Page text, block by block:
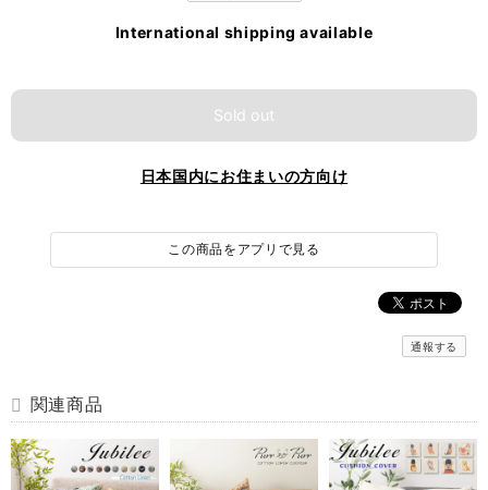
International shipping available
Sold out
日本国内にお住まいの方向け
この商品をアプリで見る
通報する
関連商品